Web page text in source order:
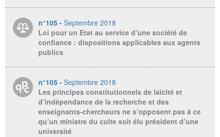
n°105 - Septembre 2018
Loi pour un Etat au service d’une société de
confiance : dispositions applicables aux agents
publics
n°105 - Septembre 2018
Les principes constitutionnels de laïcité et
d’indépendance de la recherche et des
enseignants-chercheurs ne s’opposent pas à ce
qu’un ministre du culte soit élu président d’une
université